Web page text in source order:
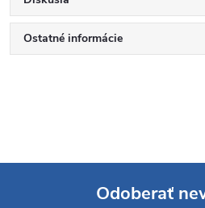
Ostatné informácie
Odoberať